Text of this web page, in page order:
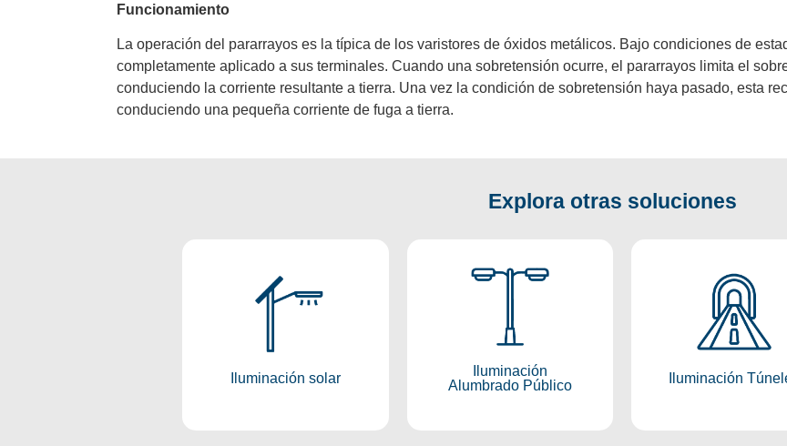
Funcionamiento
La operación del pararrayos es la típica de los varistores de óxidos metálicos. Bajo condiciones de
completamente aplicado a sus terminales. Cuando una sobretensión ocurre, el pararrayos limita el
conduciendo la corriente resultante a tierra. Una vez la condición de sobretensión haya pasado, esta
conduciendo una pequeña corriente de fuga a tierra.
Explora otras soluciones
Iluminación solar
Iluminación
Iluminación
Alumbrado Público
Iluminación
Público
Conocer más Iluminación
Iluminación
Túneles